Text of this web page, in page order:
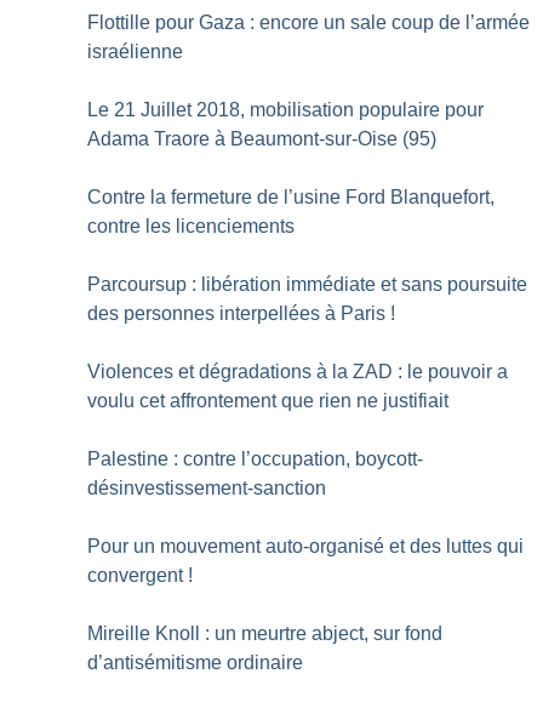
Flottille pour Gaza : encore un sale coup de l’armée
israélienne
Le 21 Juillet 2018, mobilisation populaire pour
Adama Traore à Beaumont-sur-Oise (95)
Contre la fermeture de l’usine Ford Blanquefort,
contre les licenciements
Parcoursup : libération immédiate et sans poursuite
des personnes interpellées à Paris !
Violences et dégradations à la ZAD : le pouvoir a
voulu cet affrontement que rien ne justifiait
Palestine : contre l’occupation, boycott-
désinvestissement-sanction
Pour un mouvement auto-organisé et des luttes qui
convergent !
Mireille Knoll : un meurtre abject, sur fond
d’antisémitisme ordinaire